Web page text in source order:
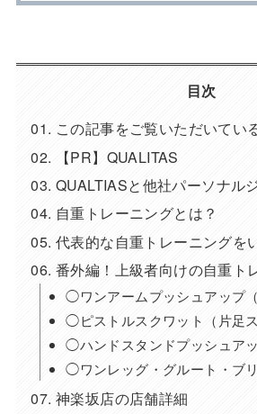
目次
この記事をご覧いただいてい
【PR】QUALITAS
QUALTIASと他社パーソナル
自重トレーニングとは？
代表的な自重トレーニングを
番外編！上級者向けの自重ト
◯ワンアームプッシュアップ（
◯ピストルスクワット（片足ス
◯ハンドスタンドプッシュア
◯ワンレッグ・グルート・ブ
神楽坂店の店舗詳細